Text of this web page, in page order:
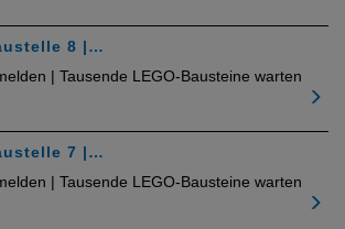
8 |…
| Tausende LEGO-Bausteine warten
7 |…
| Tausende LEGO-Bausteine warten